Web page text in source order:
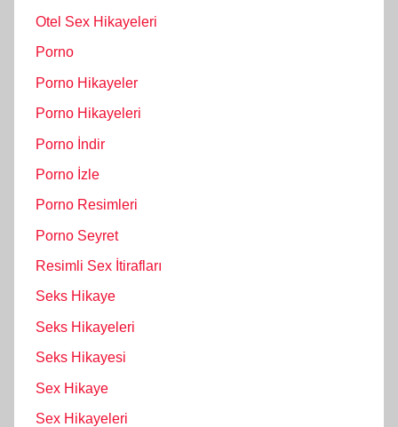
Otel Sex Hikayeleri
Porno
Porno Hikayeler
Porno Hikayeleri
Porno İndir
Porno İzle
Porno Resimleri
Porno Seyret
Resimli Sex İtirafları
Seks Hikaye
Seks Hikayeleri
Seks Hikayesi
Sex Hikaye
Sex Hikayeleri